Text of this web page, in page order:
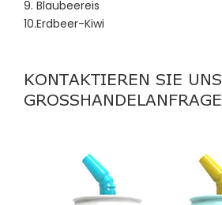
9. Blaubeereis
10.Erdbeer-Kiwi
KONTAKTIEREN SIE UNS
GROSSHANDELANFRAGE